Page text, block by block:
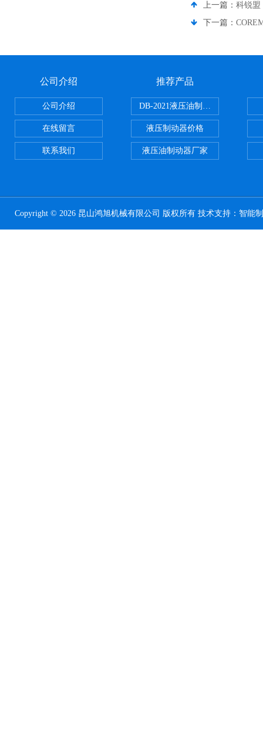
上一篇： 科锐盟
下一篇：
公司介绍
公司介绍
在线留言
联系我们
推荐产品
DB-2021液压油制动器
液压制动器价格
液压油制动器厂家
Copyright © 2026 昆山鸿旭机械有限公司 版权所有 技术支持： 智能